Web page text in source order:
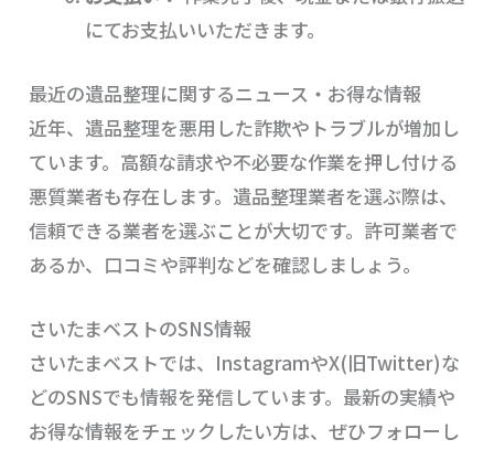
にてお支払いいただきます。
最近の遺品整理に関するニュース・お得な情報
近年、遺品整理を悪用した詐欺やトラブルが増加し
ています。高額な請求や不必要な作業を押し付ける
悪質業者も存在します。遺品整理業者を選ぶ際は、
信頼できる業者を選ぶことが大切です。許可業者で
あるか、口コミや評判などを確認しましょう。
さいたまベストのSNS情報
さいたまベストでは、InstagramやX(旧Twitter)な
どのSNSでも情報を発信しています。最新の実績や
お得な情報をチェックしたい方は、ぜひフォローし